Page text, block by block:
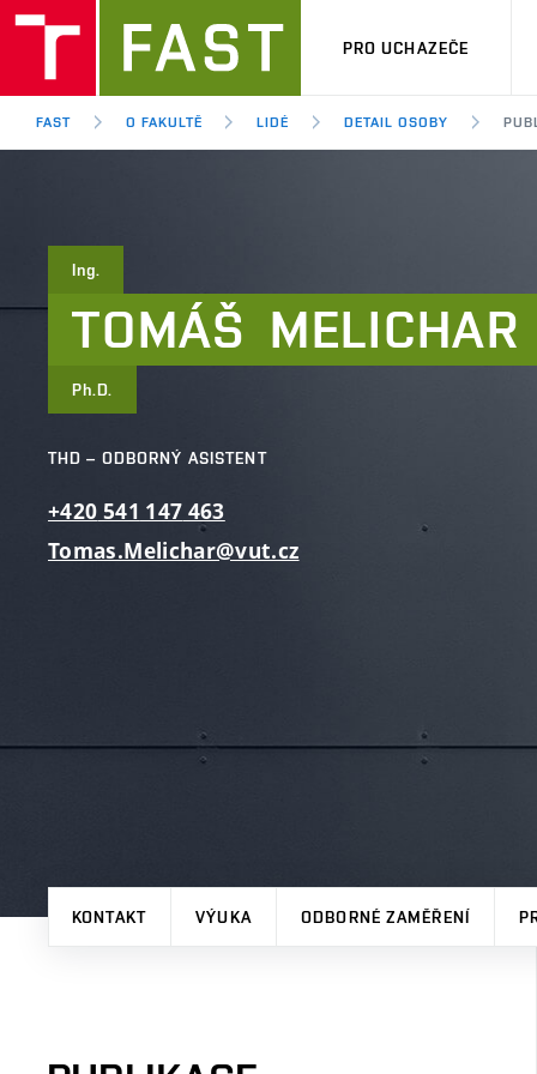
PRO UCHAZEČE
FAST O FAKULTĚ LIDÉ DETAIL OSOBY
Ing.
TOMÁŠ MELICHAR
Ph.D.
THD – ODBORNÝ ASISTENT
+420 541 147 463
Tomas.Melichar@vut.cz
KONTAKT VÝUKA ODBORNÉ ZAMĚŘENÍ